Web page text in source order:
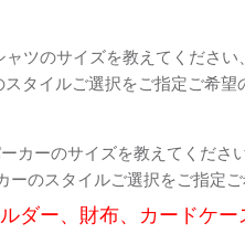
ツのサイズを教えてくださ
タイルご選択をご指定ご希
カーのサイズを教えてくだ
のスタイルご選択をご指定
ダー、財布、カードケー